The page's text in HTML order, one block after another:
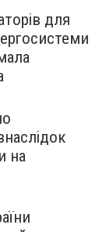
для
на